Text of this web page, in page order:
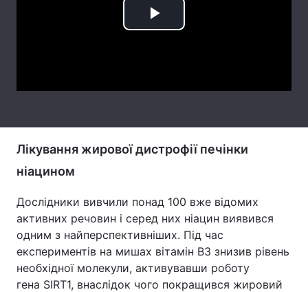
Play
Лікування жирової дистрофії печінки
ніацином
Дослідники вивчили понад 100 вже відомих
активних речовин і серед них ніацин виявився
одним з найперспективніших. Під час
експериментів на мишах вітамін B3 знизив рівень
необхідної молекули, активувавши роботу
гена SIRT1, внаслідок чого покращився жировий